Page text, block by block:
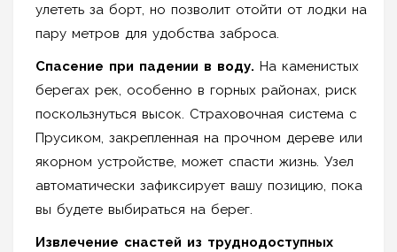
улететь за борт, но позволит отойти от лодки на
пару метров для удобства заброса.
Спасение при падении в воду. На каменистых
берегах рек, особенно в горных районах, риск
поскользнуться высок. Страховочная система с
Прусиком, закрепленная на прочном дереве или
якорном устройстве, может спасти жизнь. Узел
автоматически зафиксирует вашу позицию, пока
вы будете выбираться на берег.
Извлечение снастей из труднодоступных